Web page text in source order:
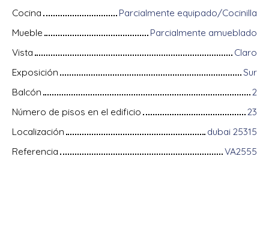
Cocina
Parcialmente equipado/Cocinilla
Mueble
Parcialmente amueblado
Vista
Claro
Exposición
Sur
Balcón
2
Número de pisos en el edificio
23
Localización
dubai 25315
Referencia
VA2555